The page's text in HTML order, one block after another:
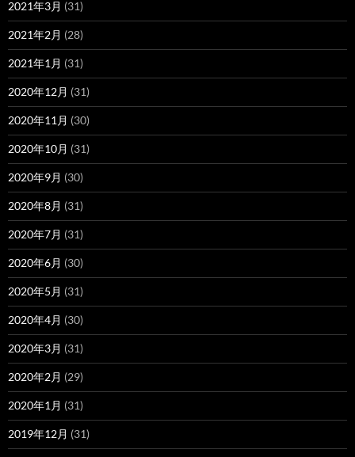
2021年3月 (31)
2021年2月 (28)
2021年1月 (31)
2020年12月 (31)
2020年11月 (30)
2020年10月 (31)
2020年9月 (30)
2020年8月 (31)
2020年7月 (31)
2020年6月 (30)
2020年5月 (31)
2020年4月 (30)
2020年3月 (31)
2020年2月 (29)
2020年1月 (31)
2019年12月 (31)